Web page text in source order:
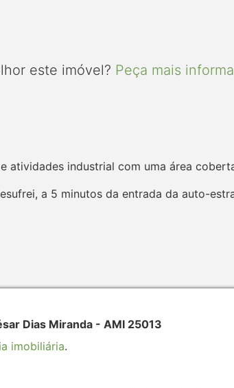
este imóvel? Peça mais
atividades industrial com uma área
a 5 minutos da entrada da auto-
Dias Miranda - AMI 25013
imobiliária.